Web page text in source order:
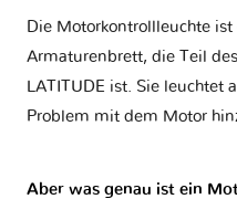
Die Motorkontrollleuchte
Armaturenbrett, die Teil
LATITUDE ist. Sie leuchtet
Problem mit dem Motor
Aber was genau ist ein